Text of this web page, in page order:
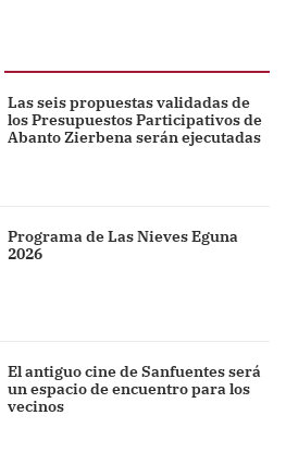
Las seis propuestas validadas de
los Presupuestos Participativos de
Abanto Zierbena serán ejecutadas
Programa de Las Nieves Eguna
2026
El antiguo cine de Sanfuentes será
un espacio de encuentro para los
vecinos